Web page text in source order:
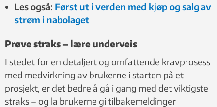
Les også: Først ut i verden med kjøp og salg av
strøm i nabolaget
Prøve straks – lære underveis
I stedet for en detaljert og omfattende kravprosess
med medvirkning av brukerne i starten på et
prosjekt, er det bedre å gå i gang med det viktigste
straks – og la brukerne gi tilbakemeldinger